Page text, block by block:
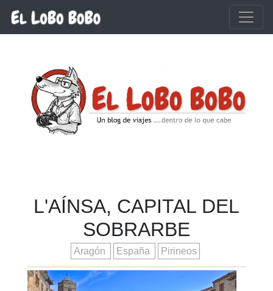
Ir al contenido principal
L'AÍNSA, CAPITAL DEL
SOBRARBE
Aragón España Pirineos